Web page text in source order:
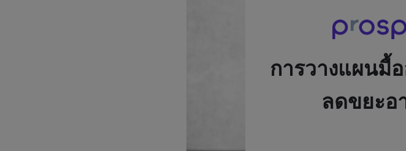
การวางแผนมื้
ลดขยะอ